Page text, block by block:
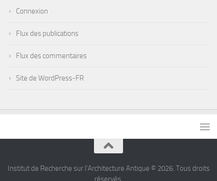
Connexion
Flux des publications
Flux des commentaires
Site de WordPress-FR
Institut de Recherche sur l'Architecture Antique © 2026. Tous droits